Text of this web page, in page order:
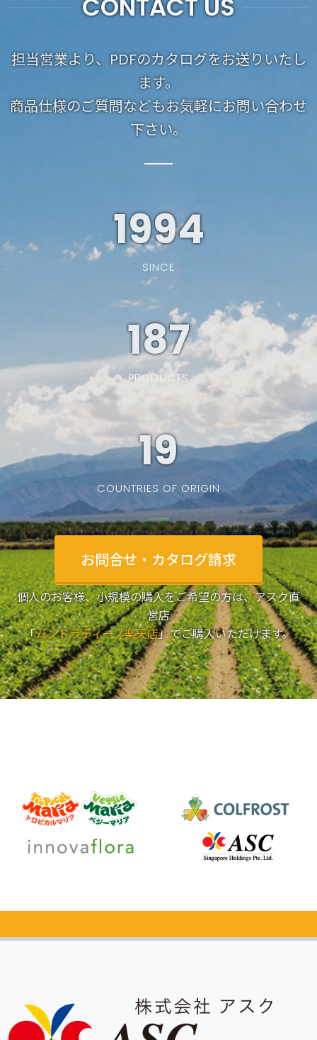
CONTACT US
担当営業より、PDFのカタログをお送りいたし
ます。
商品仕様のご質問などもお気軽にお問い合わせ
下さい。
1994
SINCE
187
PRODUCTS
19
COUNTRIES OF ORIGIN
お問合せ・カタログ請求
個人のお客様、小規模の購入をご希望の方は、アスク直
営店
「ムンドラティーノ楽天店」でご購入いただけます。
カタログ無料請求